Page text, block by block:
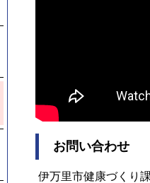
お問い合わせ
伊万里市健康づくり課